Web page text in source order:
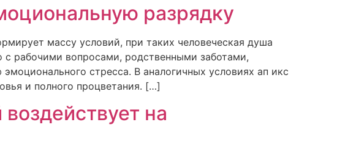
разрядку
массу условий, при таких человеческая душа
рабочими вопросами, родственными заботами,
стресса. В аналогичных условиях ап икс
и полного процветания. […]
на